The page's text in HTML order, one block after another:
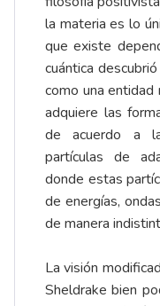
la materia es lo
que existe
cuántica
como una entidad
adquiere las
de acuerdo a
partículas de
donde estas
de energías,
de manera
La visión
Sheldrake bien